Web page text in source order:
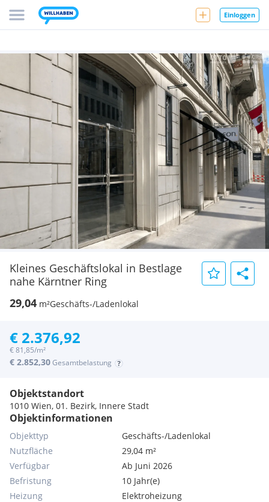
Einloggen
Kleines Geschäftslokal in Bestlage
nahe Kärntner Ring
29,04 m²Geschäfts-/Ladenlokal
€ 2.376,92
€ 81,85/m²
€ 2.852,30Gesamtbelastung
Objektstandort
1010 Wien, 01. Bezirk, Innere Stadt
Objektinformationen
Objekttyp
Geschäfts-/Ladenlokal
Nutzfläche
29,04 m²
Verfügbar
Ab Juni 2026
Befristung
10 Jahr(e)
Heizung
Elektroheizung